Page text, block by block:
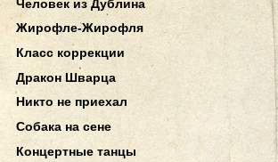
Человек из Дублина
Жирофле-Жирофля
Класс коррекции
Дракон Шварца
Никто не приехал
Собака на сене
Концертные танцы